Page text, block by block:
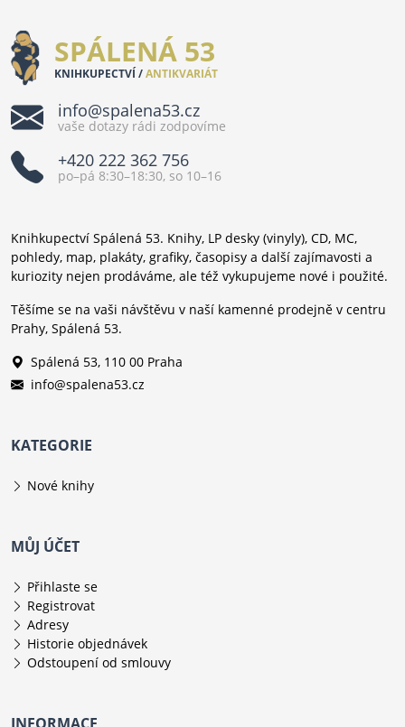
SPÁLENÁ 53
KNIHKUPECTVÍ /ANTIKVARIÁT
info@spalena53.cz
vaše dotazy rádi zodpovíme
+420 222 362 756
po–pá 8:30–18:30, so 10–16
Knihkupectví Spálená 53. Knihy, LP desky (vinyly), CD, MC,
pohledy, map, plakáty, grafiky, časopisy a další zajímavosti a
kuriozity nejen prodáváme, ale též vykupujeme nové i použité.
Těšíme se na vaši návštěvu v naší kamenné prodejně v centru
Prahy, Spálená 53.
Spálená 53, 110 00 Praha
info@spalena53.cz
KATEGORIE
Nové knihy
MŮJ ÚČET
Přihlaste se
Registrovat
Adresy
Historie objednávek
Odstoupení od smlouvy